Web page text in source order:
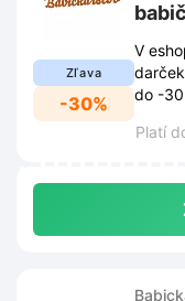
Zľava
-30%
V
do -
Platí